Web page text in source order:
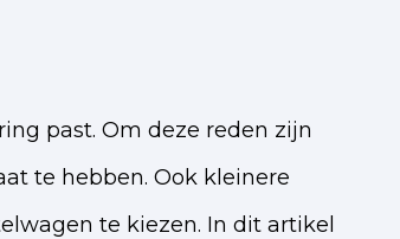
past. Om deze reden zijn
te hebben. Ook kleinere
te kiezen. In dit artikel